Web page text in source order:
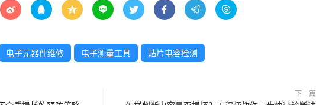
       
电子元器件维修 电子测量工具 贴片电容检测
下一篇